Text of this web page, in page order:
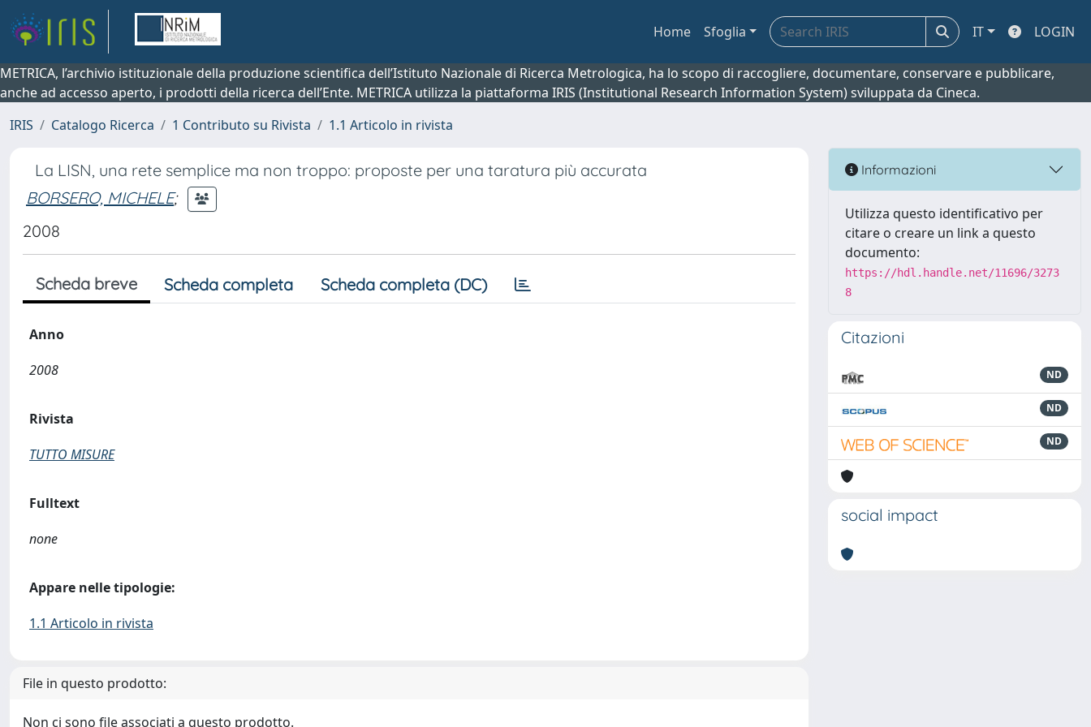
Home Sfoglia IT LOGIN
METRICA, l’archivio istituzionale della produzione scientifica dell’Istituto Nazionale di Ricerca Metrologica, ha lo scopo di raccogliere, documentare, conservare e pubblicare,
anche ad accesso aperto, i prodotti della ricerca dell’Ente. METRICA utilizza la piattaforma IRIS (Institutional Research Information System) sviluppata da Cineca.
IRIS
Catalogo Ricerca 1 Contributo su Rivista 1.1 Articolo in rivista
La LISN, una rete semplice ma non troppo: proposte per una taratura più accurata
BORSERO, MICHELE;
2008
Scheda breve Scheda completa Scheda completa (DC)
Anno
2008
Rivista
TUTTO MISURE
Fulltext
none
Appare nelle tipologie:
1.1 Articolo in rivista
File in questo prodotto:
Non ci sono file associati a questo prodotto.
Informazioni
Utilizza questo identificativo per
citare o creare un link a questo
documento:
https://hdl.handle.net/11696/3273
8
Citazioni
ND
ND
ND
social impact